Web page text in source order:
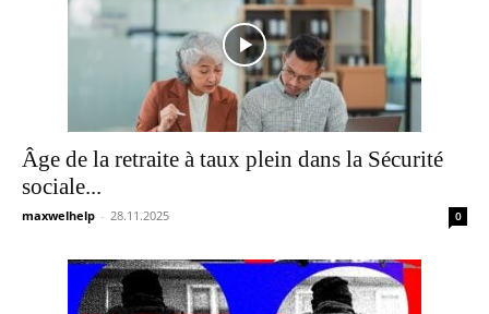
Âge de la retraite à taux plein dans la Sécurité
sociale...
maxwelhelp - 28.11.2025 0